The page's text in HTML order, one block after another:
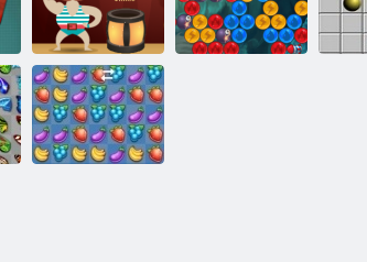
Kabarcık atıcı
Noel
Kaplan Topu
Çevrimiçi